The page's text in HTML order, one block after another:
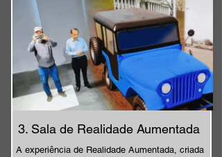
3. Sala de Realidade Aumentada
A experiência de Realidade Aumentada, criada